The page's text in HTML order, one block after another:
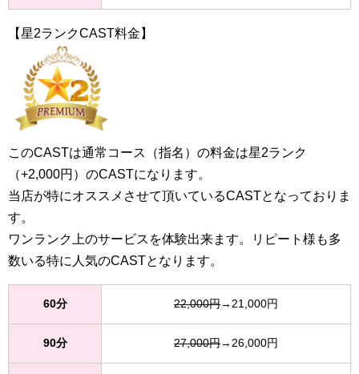
【星2ランクCAST料金】
このCASTは通常コース（指名）の料金は星2ランク
（+2,000円）のCASTになります。
当店が特にオススメさせて頂いているCASTとなっておりま
す。
ワンランク上のサービスを体験出来ます。リピート様も多
数いる特に人気のCASTとなります。
60分 22,000円→21,000円
90分 27,000円→26,000円